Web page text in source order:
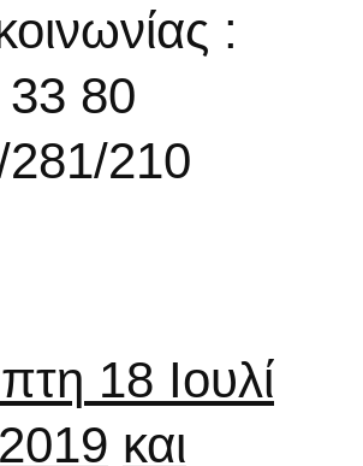
:
80
210
18 Ιουλί
και